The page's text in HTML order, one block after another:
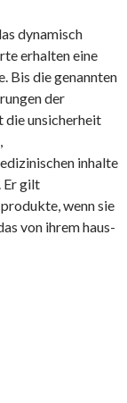
dynamisch
erhalten eine
Bis die genannten
der
die unsicherheit
inhalte
Er gilt
wenn sie
von ihrem haus-